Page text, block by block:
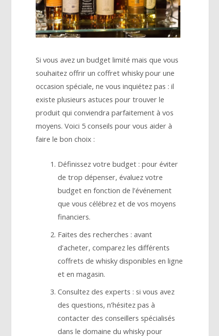
Si vous avez un budget limité mais que vous
souhaitez offrir un coffret whisky pour une
occasion spéciale, ne vous inquiétez pas : il
existe plusieurs astuces pour trouver le
produit qui conviendra parfaitement à vos
moyens. Voici 5 conseils pour vous aider à
faire le bon choix :
Définissez votre budget : pour éviter
de trop dépenser, évaluez votre
budget en fonction de l’événement
que vous célébrez et de vos moyens
financiers.
Faites des recherches : avant
d’acheter, comparez les différents
coffrets de whisky disponibles en ligne
et en magasin.
Consultez des experts : si vous avez
des questions, n’hésitez pas à
contacter des conseillers spécialisés
dans le domaine du whisky pour